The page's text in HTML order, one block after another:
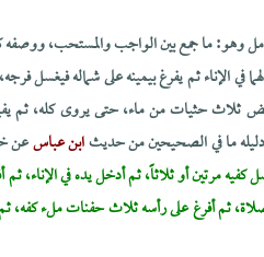
وهو: ما جمع بين الواجب والمستحب، ووصفه
في الإناء ثم يفرغ بيمينه على شماله
ثلاث حثيات من ماء، حتى يروى كله، ثم
ما في الصحيحين من حديثابن عباسعن
كفيه مرتين أو ثلاثاً، ثم أدخل يده في
ثم أفرغ على رأسه ثلاث حفنات ملء كفه،